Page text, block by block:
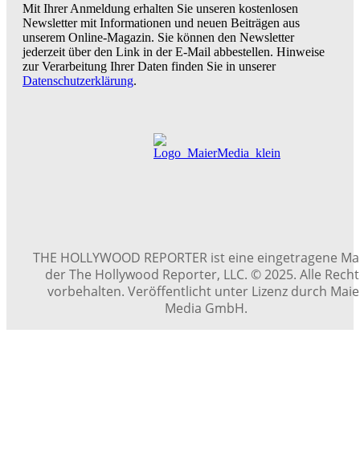
Mit Ihrer Anmeldung erhalten Sie unseren kostenlosen
Newsletter mit Informationen und neuen Beiträgen aus
unserem Online-Magazin. Sie können den Newsletter
jederzeit über den Link in der E-Mail abbestellen. Hinweise
zur Verarbeitung Ihrer Daten finden Sie in unserer
Datenschutzerklärung.
THE HOLLYWOOD REPORTER ist eine eingetragene
der The Hollywood Reporter, LLC. © 2025. Alle
vorbehalten. Veröffentlicht unter Lizenz durch
Media GmbH.